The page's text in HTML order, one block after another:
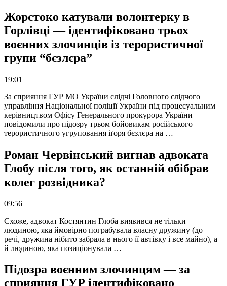
Жорстоко катували волонтерку в
Горлівці — ідентифіковано трьох
воєнних злочинців із терористичної
групи “бєзлєра”
19:01
За сприяння ГУР МО України слідчі Головного слідчого
управління Національної поліції України під процесуальним
керівництвом Офісу Генерального прокурора України
повідомили про підозру трьом бойовикам російського
терористичного угруповання іґоря бєзлєра на …
Роман Червінський вигнав адвоката
Глобу після того, як останній обібрав
колег розвідника?
09:56
Схоже, адвокат Костянтин Глоба виявився не тільки
людиною, яка ймовірно пограбувала власну дружину (до
речі, дружина нібито забрала в нього її автівку і все майно), а
й людиною, яка позиціонувала …
Підозра воєнним злочинцям — за
сприяння ГУР ідентифіковано